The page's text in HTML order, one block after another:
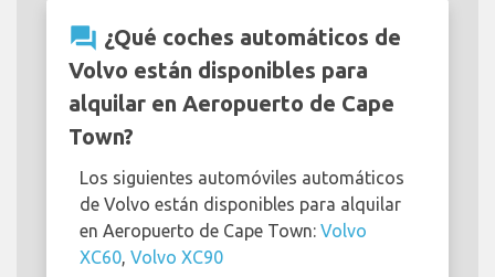
question_answer ¿Qué coches automáticos de
Volvo están disponibles para
alquilar en Aeropuerto de Cape
Town?
Los siguientes automóviles automáticos
de Volvo están disponibles para alquilar
en Aeropuerto de Cape Town: Volvo
XC60 Volvo XC90